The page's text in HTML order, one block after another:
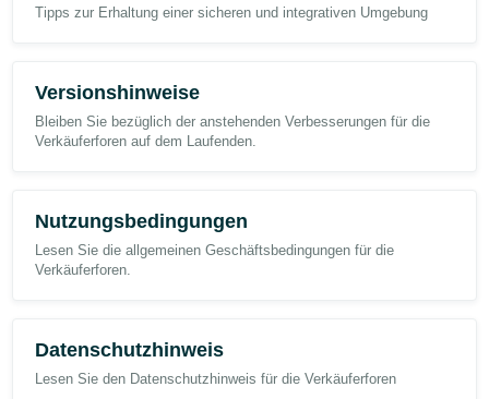
Tipps zur Erhaltung einer sicheren und integrativen Umgebung
Versionshinweise
Bleiben Sie bezüglich der anstehenden Verbesserungen für die
Verkäuferforen auf dem Laufenden.
Nutzungsbedingungen
Lesen Sie die allgemeinen Geschäftsbedingungen für die
Verkäuferforen.
Datenschutzhinweis
Lesen Sie den Datenschutzhinweis für die Verkäuferforen